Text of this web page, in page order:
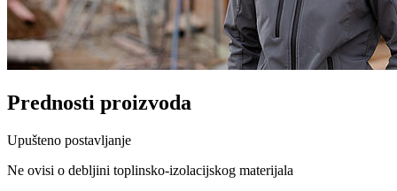
Prednosti proizvoda
Upušteno postavljanje
Ne ovisi o debljini toplinsko-izolacijskog materijala